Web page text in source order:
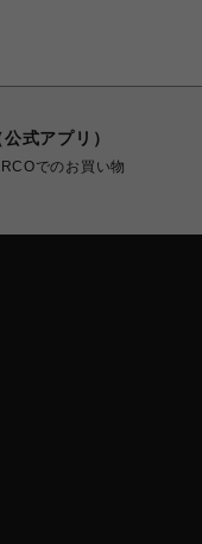
式アプリ）
でのお買い物